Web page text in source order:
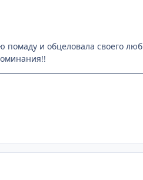
и обцеловала своего